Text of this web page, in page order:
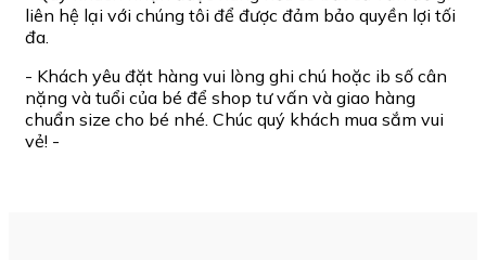
liên hệ lại với chúng tôi để được đảm bảo quyền lợi tối
đa.
- Khách yêu đặt hàng vui lòng ghi chú hoặc ib số cân
nặng và tuổi của bé để shop tư vấn và giao hàng
chuẩn size cho bé nhé. Chúc quý khách mua sắm vui
vẻ! -